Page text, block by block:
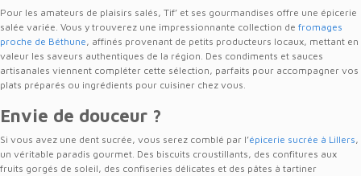
Pour les amateurs de plaisirs salés, Tif’ et ses gourmandises offre une épicerie
salée variée. Vous y trouverez une impressionnante collection de fromages
proche de Béthune, affinés provenant de petits producteurs locaux, mettant en
valeur les saveurs authentiques de la région. Des condiments et sauces
artisanales viennent compléter cette sélection, parfaits pour accompagner vos
plats préparés ou ingrédients pour cuisiner chez vous.
Envie de douceur ?
Si vous avez une dent sucrée, vous serez comblé par l’épicerie sucrée à Lillers,
un véritable paradis gourmet. Des biscuits croustillants, des confitures aux
fruits gorgés de soleil, des confiseries délicates et des pâtes à tartiner